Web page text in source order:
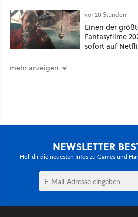
vor 20 Stunden
Einen der
Fantasyfilme
sofort auf
mehr anzeigen
NEWSLETTER
Hol' dir die neuesten Infos zu Games und